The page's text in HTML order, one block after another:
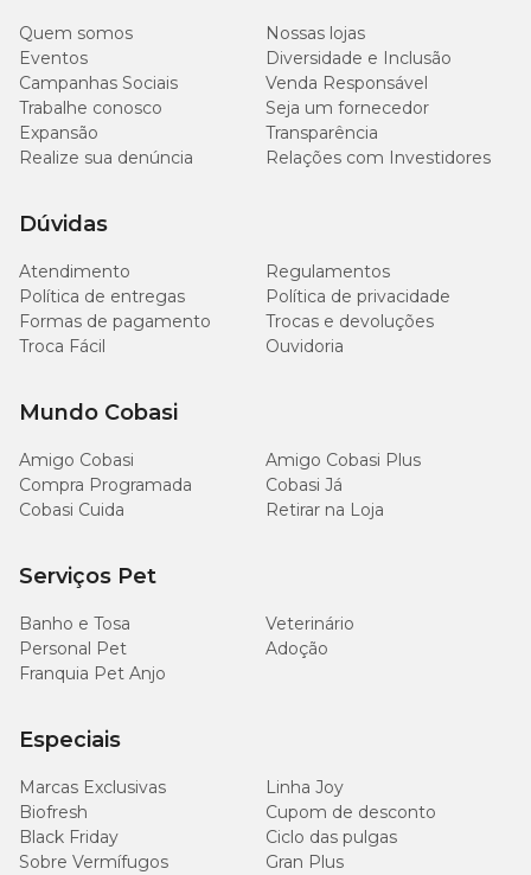
Quem somos
Nossas lojas
Eventos
Diversidade e Inclusão
Campanhas Sociais
Venda Responsável
Trabalhe conosco
Seja um fornecedor
Expansão
Transparência
Realize sua denúncia
Relações com Investidores
Dúvidas
Atendimento
Regulamentos
Política de entregas
Política de privacidade
Formas de pagamento
Trocas e devoluções
Troca Fácil
Ouvidoria
Mundo Cobasi
Amigo Cobasi
Amigo Cobasi Plus
Compra Programada
Cobasi Já
Cobasi Cuida
Retirar na Loja
Serviços Pet
Banho e Tosa
Veterinário
Personal Pet
Adoção
Franquia Pet Anjo
Especiais
Marcas Exclusivas
Linha Joy
Biofresh
Cupom de desconto
Black Friday
Ciclo das pulgas
Sobre Vermífugos
Gran Plus